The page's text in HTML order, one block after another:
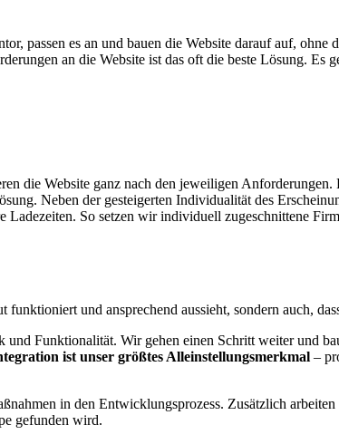
passen es an und bauen die Website darauf auf, ohne
an die Website ist das oft die beste Lösung. Es
die Website ganz nach den jeweiligen
Neben der gesteigerten Individualität des
So setzen wir individuell zugeschnittene
und ansprechend aussieht, sondern auch,
Funktionalität. Wir gehen einen Schritt weiter und
ist unser größtes Alleinstellungsmerkmal –
in den Entwicklungsprozess. Zusätzlich
gefunden wird.